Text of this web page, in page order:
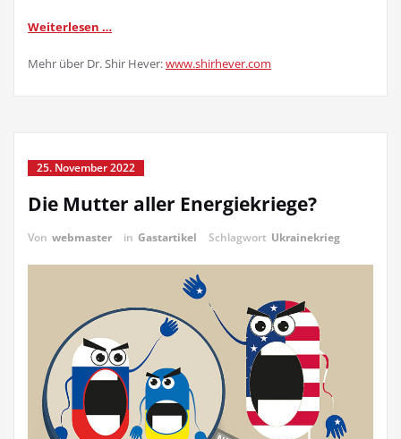
Weiterlesen …
Mehr über Dr. Shir Hever:www.shirhever.com
25. November 2022
Die Mutter aller Energiekriege?
Von webmaster in Gastartikel Schlagwort Ukrainekrieg